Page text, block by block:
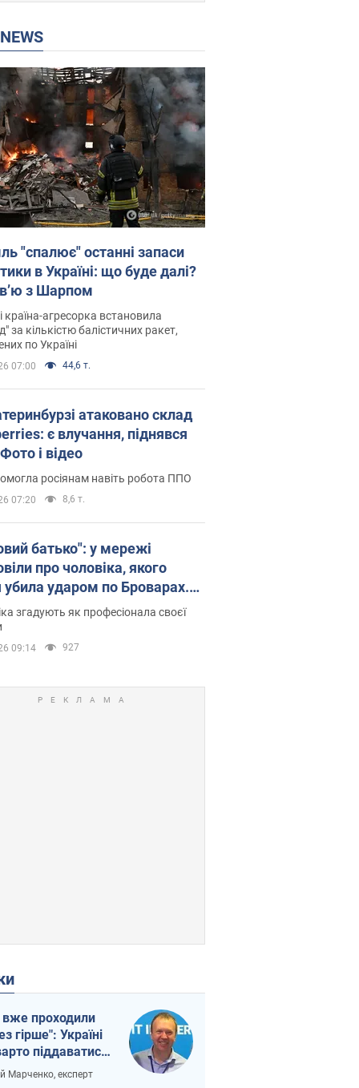
NEWS
"спалює" останні запаси
в Україні: що буде далі?
з Шарпом
країна-агресорка встановила
за кількістю балістичних ракет,
по Україні
07:00 44,6 т.
атаковано склад
є влучання, піднявся
і відео
росіянам навіть робота ППО
07:20 8,6 т.
батько": у мережі
про чоловіка, якого
убила ударом по Броварах.
згадують як професіонала своєї
09:14 927
проходили
гірше": Україні
піддаватися
через
Марченко, експерт